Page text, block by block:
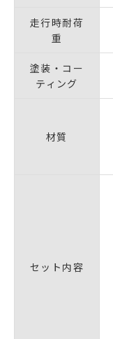
走行時耐荷
重
塗装・コー
ティング
材質
セット内容